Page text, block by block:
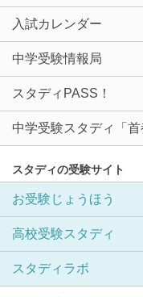
入試カレンダー
中学受験情報局
スタディPASS！
中学受験スタディ「首
スタディの受験サイト
お受験じょうほう
高校受験スタディ
スタディラボ